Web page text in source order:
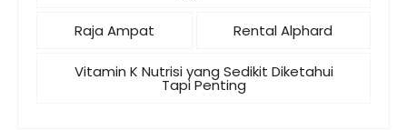
Raja Ampat Rental Alphard
Vitamin K Nutrisi yang Sedikit Diketahui
Tapi Penting